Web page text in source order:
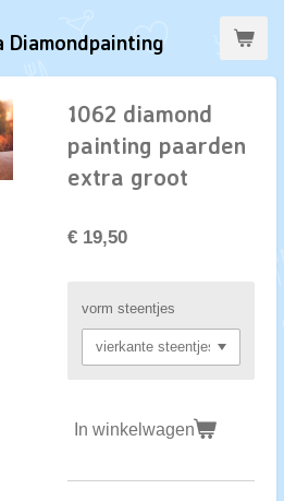
Diamondpainting
1062 diamond
painting paarden
extra groot
€ 19,50
vorm steentjes
In winkelwagen